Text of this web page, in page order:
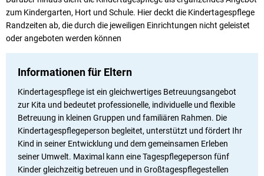
zum Kindergarten, Hort und Schule. Hier deckt die Kindertagespflege
Randzeiten ab, die durch die jeweiligen Einrichtungen nicht geleistet
oder angeboten werden können
Informationen für Eltern
Kindertagespflege ist ein gleichwertiges Betreuungsangebot
zur Kita und bedeutet professionelle, individuelle und flexible
Betreuung in kleinen Gruppen und familiären Rahmen. Die
Kindertagespflegeperson begleitet, unterstützt und fördert Ihr
Kind in seiner Entwicklung und dem gemeinsamen Erleben
seiner Umwelt. Maximal kann eine Tagespflegeperson fünf
Kinder gleichzeitig betreuen und in Großtagespflegestellen